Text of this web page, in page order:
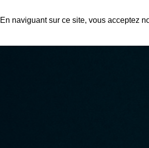
En naviguant sur ce site, vous acceptez